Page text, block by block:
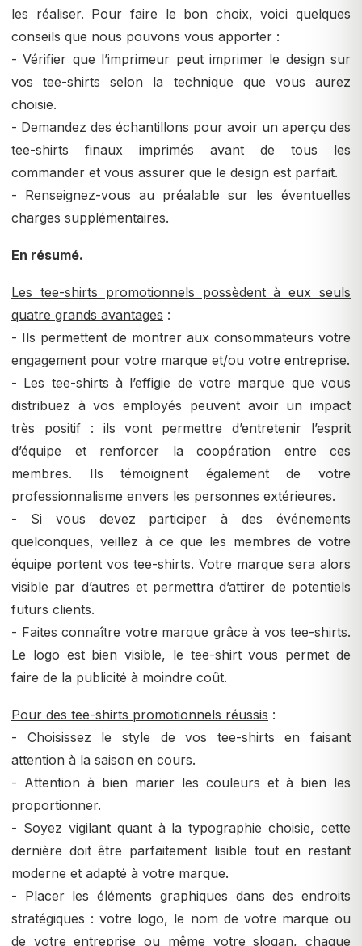
les réaliser. Pour faire le bon choix, voici quelques
conseils que nous pouvons vous apporter :
- Vérifier que l’imprimeur peut imprimer le design sur
vos tee-shirts selon la technique que vous aurez
choisie.
- Demandez des échantillons pour avoir un aperçu des
tee-shirts finaux imprimés avant de tous les
commander et vous assurer que le design est parfait.
- Renseignez-vous au préalable sur les éventuelles
charges supplémentaires.
En résumé.
Les tee-shirts promotionnels possèdent à eux seuls
quatre grands avantages :
- Ils permettent de montrer aux consommateurs votre
engagement pour votre marque et/ou votre entreprise.
- Les tee-shirts à l’effigie de votre marque que vous
distribuez à vos employés peuvent avoir un impact
très positif : ils vont permettre d’entretenir l’esprit
d’équipe et renforcer la coopération entre ces
membres. Ils témoignent également de votre
professionnalisme envers les personnes extérieures.
- Si vous devez participer à des événements
quelconques, veillez à ce que les membres de votre
équipe portent vos tee-shirts. Votre marque sera alors
visible par d’autres et permettra d’attirer de potentiels
futurs clients.
- Faites connaître votre marque grâce à vos tee-shirts.
Le logo est bien visible, le tee-shirt vous permet de
faire de la publicité à moindre coût.
Pour des tee-shirts promotionnels réussis :
- Choisissez le style de vos tee-shirts en faisant
attention à la saison en cours.
- Attention à bien marier les couleurs et à bien les
proportionner.
- Soyez vigilant quant à la typographie choisie, cette
dernière doit être parfaitement lisible tout en restant
moderne et adapté à votre marque.
- Placer les éléments graphiques dans des endroits
stratégiques : votre logo, le nom de votre marque ou
de votre entreprise ou même votre slogan, chaque